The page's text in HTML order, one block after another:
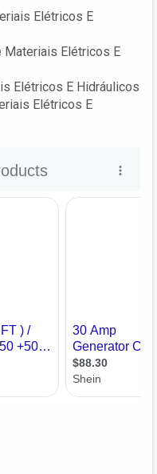
Elétricos E
Materiais Elétricos E
Elétricos E Hidráulicos
Elétricos E